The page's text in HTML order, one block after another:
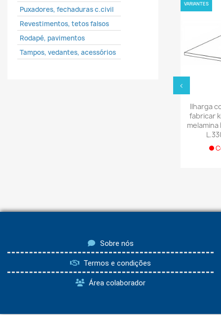
Puxadores, fechaduras c.civil
Revestimentos, tetos falsos
Rodapé, pavimentos
Tampos, vedantes, acessórios
Ilharga
fabricar
VARIANTES
‹
Sobre nós
Termos e condições
Área colaborador